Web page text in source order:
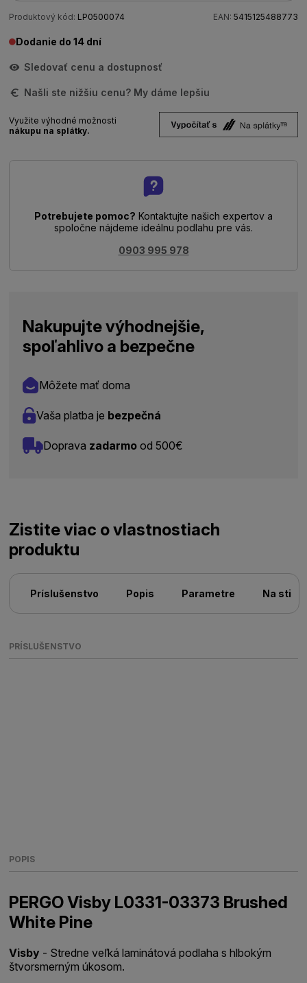
Produktový kód: LP0500074 EAN: 5415125488773
Dodanie do 14 dní
Sledovať cenu a dostupnosť
Našli ste nižšiu cenu? My dáme lepšiu
Využite výhodné možnosti
nákupu na splátky.
Potrebujete pomoc? Kontaktujte našich expertov a
spoločne nájdeme ideálnu podlahu pre vás.
0903 995 978
Nakupujte výhodnejšie,
spoľahlivo a bezpečne
Môžete mať doma
Vaša platba je bezpečná
Doprava zadarmo od 500€
Zistite viac o vlastnostiach
produktu
Príslušenstvo Popis Parametre Na
PRÍSLUŠENSTVO
POPIS
PERGO Visby L0331-03373 Brushed
White Pine
Visby - Stredne veľká laminátová podlaha s hlbokým
štvorsmerným úkosom.